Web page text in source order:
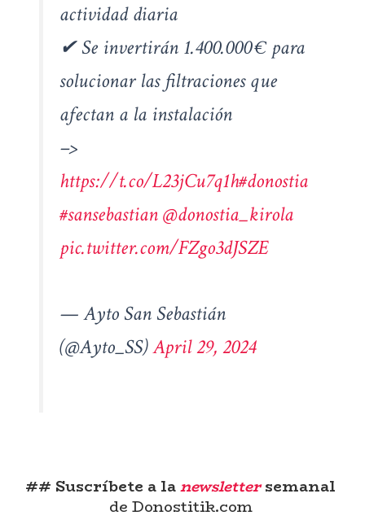
actividad diaria
✔︎ Se invertirán 1.400.000 € para
solucionar las filtraciones que
afectan a la instalación
–>
https://t.co/L23jCu7q1h#donostia
#sansebastian@donostia_kirola
pic.twitter.com/FZgo3dJSZE
— Ayto San Sebastián
(@Ayto_SS)April 29, 2024
## Suscríbete a lanewslettersemanal
de Donostitik.com